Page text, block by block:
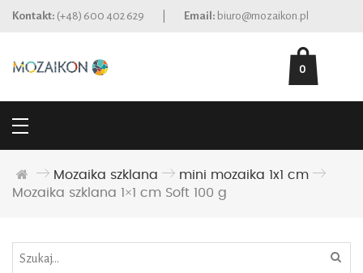
Kontakt: (+48) 600 402 629 Email: biuro@mozaikon.pl
0
Mozaika szklana
mini mozaika 1x1 cm
Mozaika szklana 1×1 cm Soft 100 g